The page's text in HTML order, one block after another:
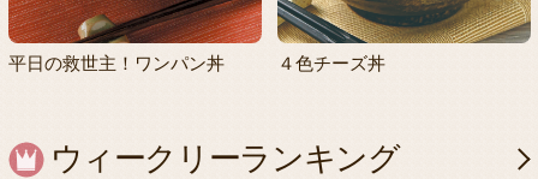
平日の救世主！ワンパン丼 ４色チーズ丼
ウィークリーランキング